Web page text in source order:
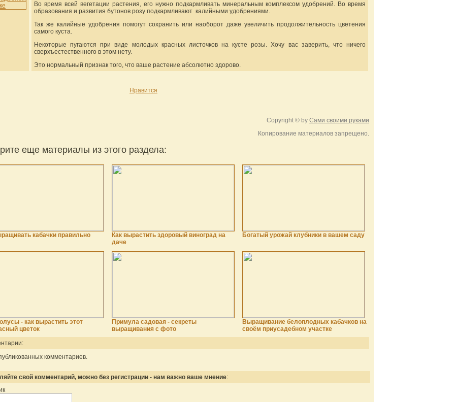
Во время всей вегетации растения, его нужно подкармливать минеральным комплексом удобрений. Во время
образования и развития бутонов розу подкармливают калийными удобрениями.
Так же калийные удобрения помогут сохранить или наоборот даже увеличить продолжительность цветения
самого куста.
Некоторые пугаются при виде молодых красных листочков на кусте розы. Хочу вас заверить, что ничего
сверхъестественного в этом нету.
Это нормальный признак того, что ваше растение абсолютно здорово.
Нравится
Copyright © by Сами своими руками
Копирование материалов запрещено.
еще материалы из этого раздела:
кабачки правильно
Как вырастить здоровый виноград на
даче
Богатый урожай клубники в вашем саду
- как вырастить этот
цветок
Примула садовая - секреты
выращивания с фото
Выращивание белоплодных кабачков на
своём приусадебном участке
комментариев.
свой комментарий, можно без регистрации - нам важно ваше мнение: